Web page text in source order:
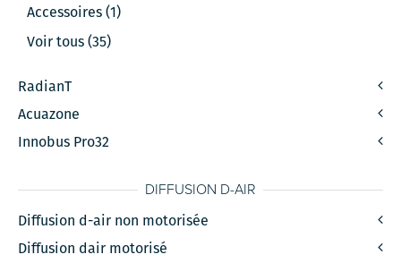
Accessoires (1)
Voir tous (35)
RadianT
Acuazone
Innobus Pro32
DIFFUSION D-AIR
Diffusion d-air non motorisée
Diffusion dair motorisé